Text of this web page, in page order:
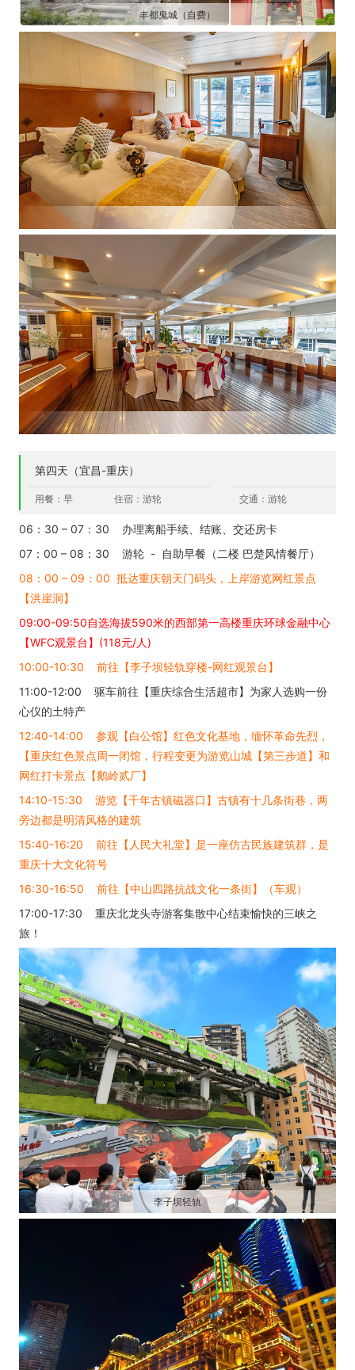
丰都鬼城（自费）
第四天（宜昌-重庆）
用餐：早 住宿：游轮 交通：游轮
06：30 – 07：30 办理离船手续、结账、交还房卡
07：00 – 08：30 游轮 - 自助早餐（二楼 巴楚风情餐厅）
08：00 – 09：00 抵达重庆朝天门码头，上岸游览网红景点
【洪崖洞】
09:00-09:50自选海拔590米的西部第一高楼重庆环球金融中心
【WFC观景台】(118元/人)
10:00-10:30 前往【李子坝轻轨穿楼-网红观景台】
11:00-12:00 驱车前往【重庆综合生活超市】为家人选购一份
心仪的土特产
12:40-14:00 参观【白公馆】红色文化基地，缅怀革命先烈，
【重庆红色景点周一闭馆，行程变更为游览山城【第三步道】和
网红打卡景点【鹅岭贰厂】
14:10-15:30 游览【千年古镇磁器口】古镇有十几条街巷，两
旁边都是明清风格的建筑
15:40-16:20 前往【人民大礼堂】是一座仿古民族建筑群，是
重庆十大文化符号
16:30-16:50 前往【中山四路抗战文化一条街】（车观）
17:00-17:30 重庆北龙头寺游客集散中心结束愉快的三峡之
旅！
李子坝轻轨